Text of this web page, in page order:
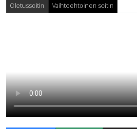
Oletussoitin Vaihtoehtoinen soitin